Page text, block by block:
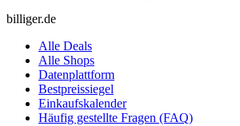
billiger.de
Alle Deals
Alle Shops
Datenplattform
Bestpreissiegel
Einkaufskalender
Häufig gestellte Fragen (FAQ)